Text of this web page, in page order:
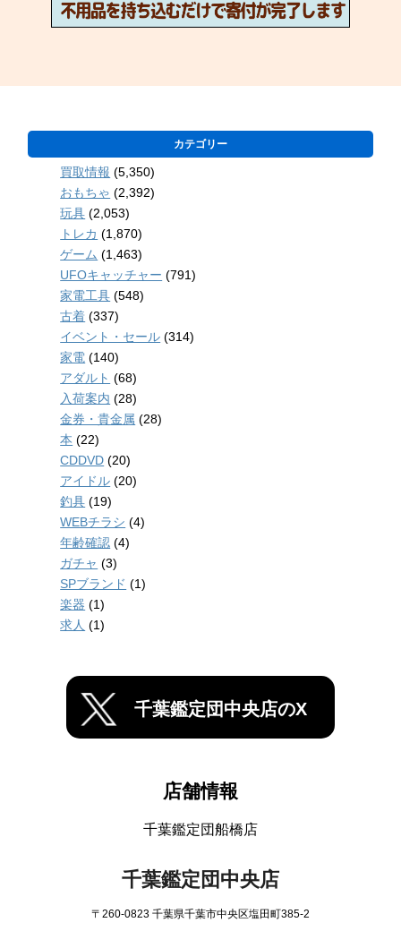
カテゴリー
買取情報 (5,350)
おもちゃ (2,392)
玩具 (2,053)
トレカ (1,870)
ゲーム (1,463)
UFOキャッチャー (791)
家電工具 (548)
古着 (337)
イベント・セール (314)
家電 (140)
アダルト (68)
入荷案内 (28)
金券・貴金属 (28)
本 (22)
CDDVD (20)
アイドル (20)
釣具 (19)
WEBチラシ (4)
年齢確認 (4)
ガチャ (3)
SPブランド (1)
楽器 (1)
求人 (1)
千葉鑑定団中央店のX
店舗情報
千葉鑑定団船橋店
千葉鑑定団中央店
〒260-0823 千葉県千葉市中央区塩田町385-2